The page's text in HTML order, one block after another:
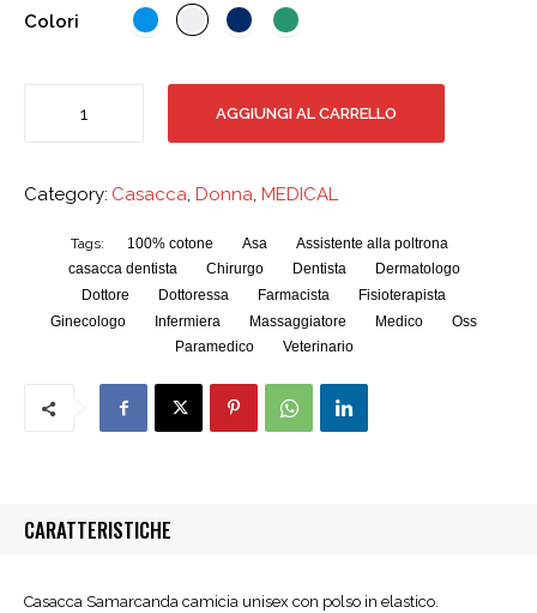
Colori
Samarcanda
quantità
AGGIUNGI AL CARRELLO
Category: Casacca, Donna, MEDICAL
Tags: 100% cotone Asa
Assistente alla poltrona
casacca dentista
Chirurgo Dentista
Dermatologo
Dottore
Dottoressa Farmacista
Fisioterapista
Ginecologo
Infermiera Massaggiatore Medico
Oss
Paramedico
Veterinario
CARATTERISTICHE
Casacca Samarcanda camicia unisex con polso in elastico.